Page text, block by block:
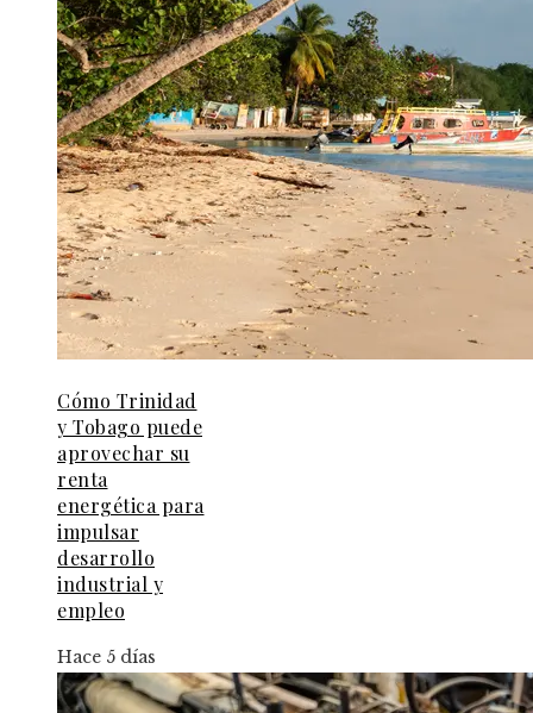
Cómo Trinidad
y Tobago puede
aprovechar su
renta
energética para
impulsar
desarrollo
industrial y
empleo
Hace 5 días